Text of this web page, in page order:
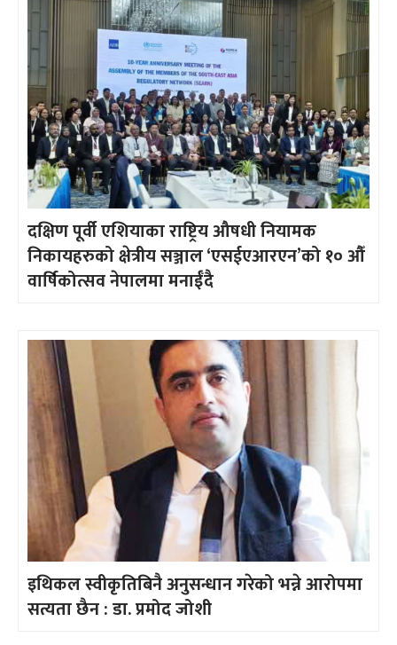
दक्षिण पूर्वी एशियाका राष्ट्रिय औषधी नियामक
निकायहरुको क्षेत्रीय सञ्जाल ‘एसईएआरएन’को १० औँ
वार्षिकोत्सव नेपालमा मनाईँदै
इथिकल स्वीकृतिबिनै अनुसन्धान गरेको भन्ने आरोपमा
सत्यता छैन : डा. प्रमोद जोशी